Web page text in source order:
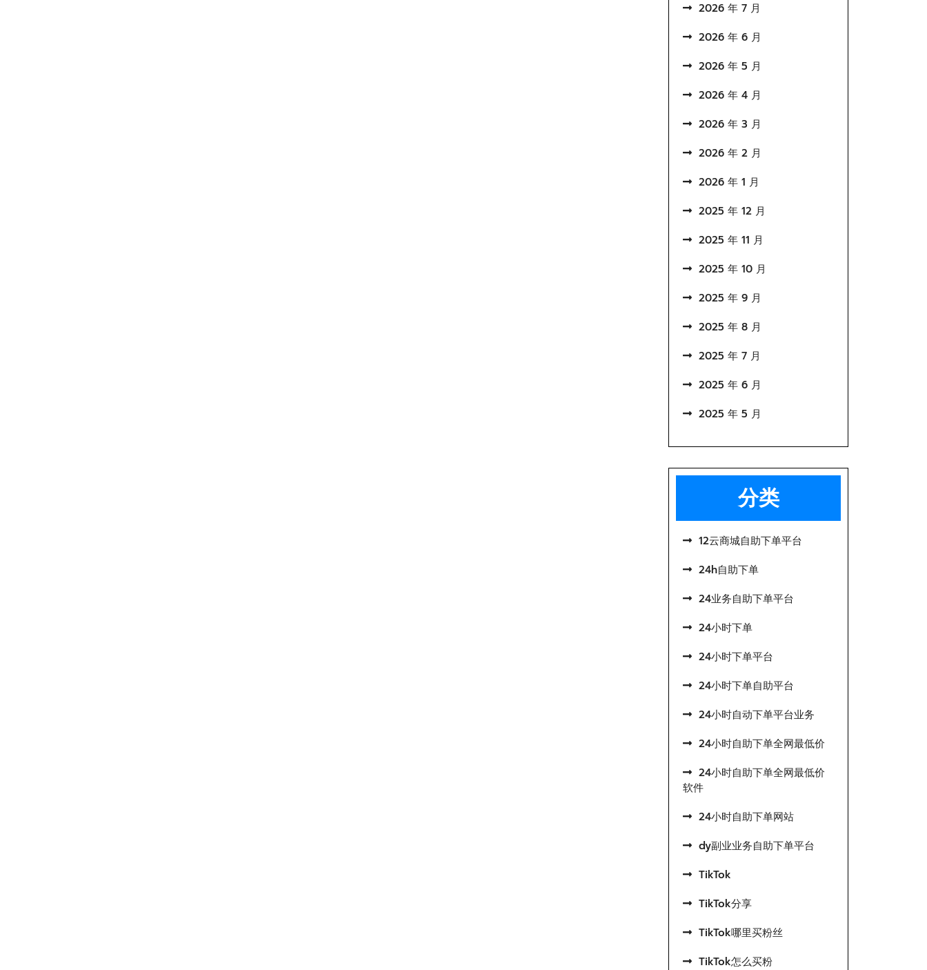
2026 年 7 月
2026 年 6 月
2026 年 5 月
2026 年 4 月
2026 年 3 月
2026 年 2 月
2026 年 1 月
2025 年 12 月
2025 年 11 月
2025 年 10 月
2025 年 9 月
2025 年 8 月
2025 年 7 月
2025 年 6 月
2025 年 5 月
分类
12云商城自助下单平台
24h自助下单
24业务自助下单平台
24小时下单
24小时下单平台
24小时下单自助平台
24小时自动下单平台业务
24小时自助下单全网最低价
24小时自助下单全网最低价
软件
24小时自助下单网站
dy副业业务自助下单平台
TikTok
TikTok分享
TikTok哪里买粉丝
TikTok怎么买粉